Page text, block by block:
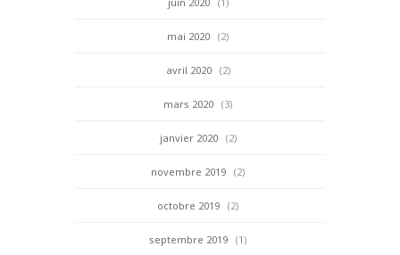
mai 2020 (2)
avril 2020 (2)
mars 2020 (3)
janvier 2020 (2)
novembre 2019 (2)
octobre 2019 (2)
septembre 2019 (1)